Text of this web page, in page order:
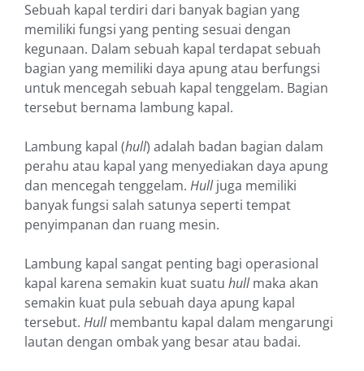
Sebuah kapal terdiri dari banyak bagian yang
memiliki fungsi yang penting sesuai dengan
kegunaan. Dalam sebuah kapal terdapat sebuah
bagian yang memiliki daya apung atau berfungsi
untuk mencegah sebuah kapal tenggelam. Bagian
tersebut bernama lambung kapal.
Lambung kapal (hull) adalah badan bagian dalam
perahu atau kapal yang menyediakan daya apung
dan mencegah tenggelam. Hulljuga memiliki
banyak fungsi salah satunya seperti tempat
penyimpanan dan ruang mesin.
Lambung kapal sangat penting bagi operasional
kapal karena semakin kuat suatu hullmaka akan
semakin kuat pula sebuah daya apung kapal
tersebut. Hullmembantu kapal dalam mengarungi
lautan dengan ombak yang besar atau badai.